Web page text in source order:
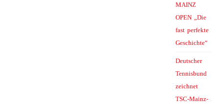
MAINZ
OPEN „Die
fast perfekte
Geschichte“
Deutscher
Tennisbund
zeichnet
TSC-Mainz-